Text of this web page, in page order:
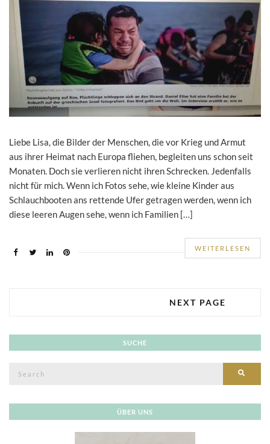
Liebe Lisa, die Bilder der Menschen, die vor Krieg und Armut
aus ihrer Heimat nach Europa fliehen, begleiten uns schon seit
Monaten. Doch sie verlieren nicht ihren Schrecken. Jedenfalls
nicht für mich. Wenn ich Fotos sehe, wie kleine Kinder aus
Schlauchbooten ans rettende Ufer getragen werden, wenn ich
diese leeren Augen sehe, wenn ich Familien […]
WEITERLESEN
NEXT PAGE
SUCHE
ÜBER UNS